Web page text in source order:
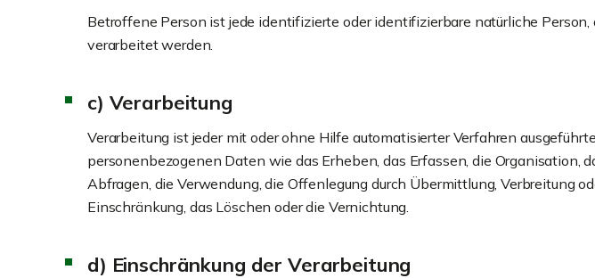
Betroffene Person ist jede identifizierte oder identifizierbare natürliche
verarbeitet werden.
c) Verarbeitung
Verarbeitung ist jeder mit oder ohne Hilfe automatisierter Verfahren
personenbezogenen Daten wie das Erheben, das Erfassen, die Organisation,
Abfragen, die Verwendung, die Offenlegung durch Übermittlung, Verbreitung
Einschränkung, das Löschen oder die Vernichtung.
d) Einschränkung der Verarbeitung